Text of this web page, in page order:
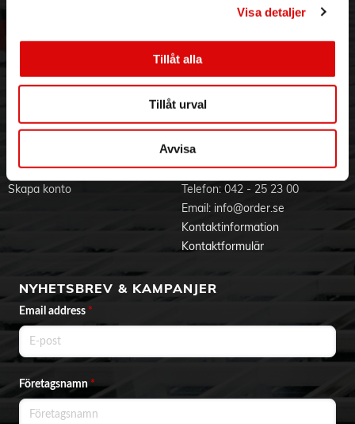
Visa detaljer
Tillåt alla
Tillåt urval
Avvisa
Hållbarhet
Jobba hos oss
Varumärken
Vanliga frågor
Ansökan om RMA
Godsefterlysning & Felleverans
Integritetspolicy
Om cookies
BLI KUND
Skapa konto
KONTAKTA OSS
Telefon: 042 - 25 23 00
Email: info@order.se
Kontaktinformation
Kontaktformulär
NYHETSBREV & KAMPANJER
Email address *
Företagsnamn*